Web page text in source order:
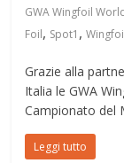
GWA Wingfoil
Foil, Spot1 ,
Grazie alla
Italia le GWA
Campionato del
Leggi tutto